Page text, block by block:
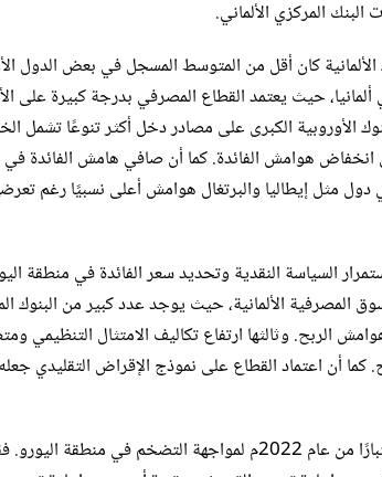
كان أقل من المتوسط المسجل في بعض الدول
حيث يعتمد القطاع المصرفي بدرجة كبيرة على
الأوروبية الكبرى على مصادر دخل أكثر تنوعًا تشمل
انخفاض هوامش الفائدة. كما أن صافي هامش الفائدة في
مثل إيطاليا والبرتغال هوامش أعلى نسبيًا رغم
إلى عدة أسباب هيكلية. أولها استمرار السياسة النقدية وتحديد سعر الفائدة في منطقة
المصرفية الألمانية، حيث يوجد عدد كبير من البنوك
الربح. وثالثها ارتفاع تكاليف الامتثال التنظيمي
كما أن اعتماد القطاع على نموذج الإقراض التقليدي
غير أن الصورة بدأت تتغير منذ أن شرع البنك المركزي الأوروبي في رفع أسعار الفائدة اعتبارًا من عام 2022م لمواجهة التضخم في منطقة